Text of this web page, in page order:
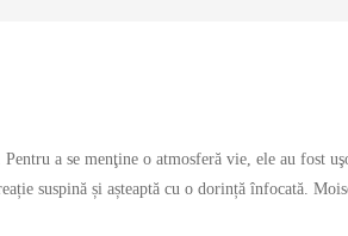
a se menţine o atmosferă vie, ele au fost
suspină și așteaptă cu o dorință înfocată.